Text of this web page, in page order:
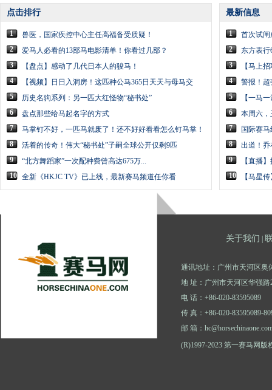
点击排行
1
兽医，国家疾控中心主任高福备受质疑！
2
爱马人必看的13部马电影清单！你看过几部？
3
【盘点】感动了几代日本人的骏马！
4
【视频】日日入洞房！这匹种公马365日天天与母马交
5
历史名驹系列：另一匹大红怪物“秘书处”
6
盘点那些给马起名字的方式
7
马掌钉不好，一匹马就废了！还不好好看看怎么钉马掌！
8
活着的传奇！伟大“秘书处”子嗣全球公开仅剩9匹
9
“北方舞蹈家”一次配种费曾高达675万...
10 全新《HKJC TV》已上线，最新赛马频道任你看
最新信息
1
首次试闸
2
东方表行
3
【马上
4
警报！超
5
【一马
6
本周六，
7
国际赛
8
出道！乔
9
【直播
10
【马星
关于我们
通讯地址：广州市天河区奥
地 址：广州市天河区华强路
电 话：+86-020-83595089
传 真：+86-020-83595089-
邮 箱：
(R)1997-2023 第一赛马网版